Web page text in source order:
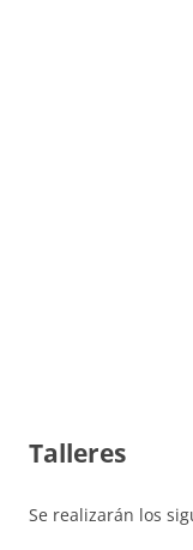
Talleres
Se realizarán los